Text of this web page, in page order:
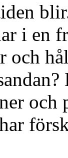
i en
och
och